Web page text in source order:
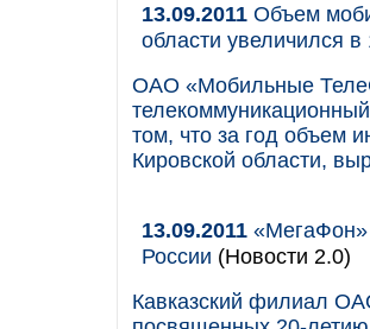
13.09.2011 Объем
области увеличился в
ОАО «Мобильные
том, что за год объем
Кировской области,
13.09.2011 «МегаФон»
России (Новости 2.0)
Кавказский филиал